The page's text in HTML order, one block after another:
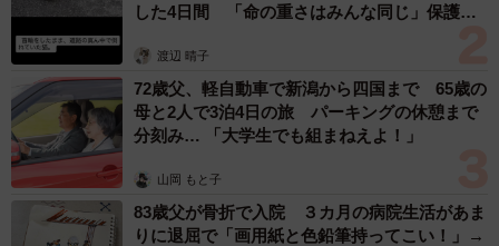
撮影に使ったカメラ（提供：かみたばさん）
かみたばさんが使用したカメラは、「きょうはなに撮
る？アンパンマンキッズカメラ」（８７７８円）をレンズ
交換ができるように自ら改造したもの。シャッターを押す
した4日間 「命の重さはみんな同じ」保護団
渡辺 晴子
72歳父、軽自動車で新潟から四国まで 65歳の
母と2人で3泊4日の旅 パーキングの休憩まで
分刻み… 「大学生でも組まねえよ！」
山岡 もと子
83歳父が骨折で入院 ３カ月の病院生活があま
りに退屈で「画用紙と色鉛筆持ってこい！」→